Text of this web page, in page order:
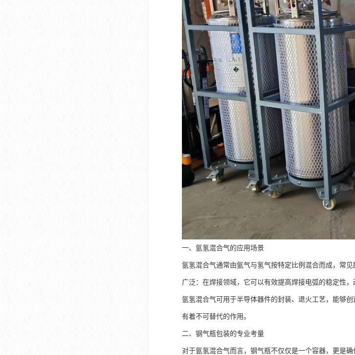
一、氩氢混合气的应用场景
氩氢混合气通常由氩气与氢气按特定比例混合而成，常
广泛：在焊接领域，它可以有效提高焊接电弧的稳定性
氩氢混合气可用于半导体器件的封装、退火工艺，能够
有着不可替代的作用。
二、钢气瓶包装的专业考量
对于氩氢混合气而言，钢气瓶不仅仅是一个容器，更是